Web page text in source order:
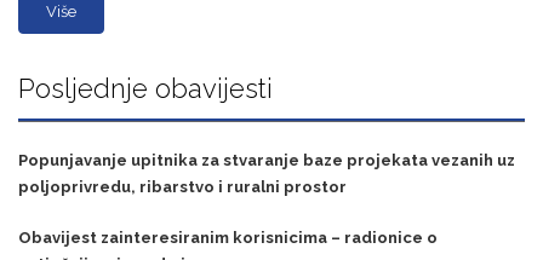
Više
Posljednje obavijesti
Popunjavanje upitnika za stvaranje baze projekata vezanih uz
poljoprivredu, ribarstvo i ruralni prostor
Obavijest zainteresiranim korisnicima – radionice o